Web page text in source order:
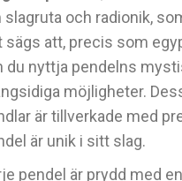
slagruta och radionik,
sägs att, precis som
du nyttja pendelns
möjligheter.
är tillverkade med
är unik i sitt slag.
pendel är prydd med